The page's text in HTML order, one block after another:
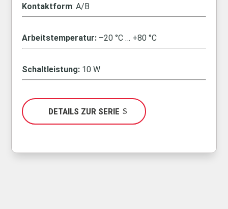
Kontaktform: A/B
Arbeitstemperatur: –20 °C … +80 °C
Schaltleistung: 10 W
DETAILS ZUR SERIE